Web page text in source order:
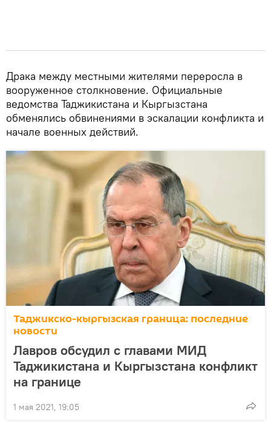
Драка между местными жителями переросла в
вооруженное столкновение. Официальные
ведомства Таджикистана и Кыргызстана
обменялись обвинениями в эскалации конфликта и
начале военных действий.
Таджикско-кыргызская граница: последние
новости
Лавров обсудил с главами МИД
Таджикистана и Кыргызстана конфликт
на границе
1 мая 2021, 19:05